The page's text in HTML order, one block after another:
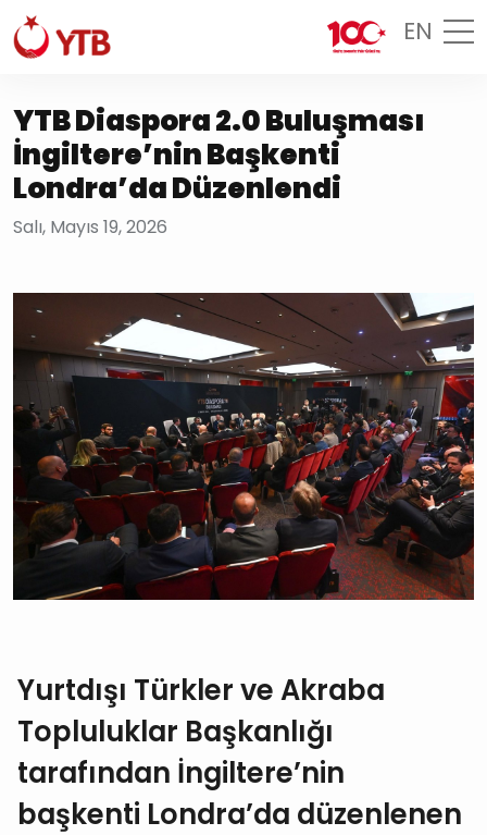
EN
YTB Diaspora 2.0 Buluşması
İngiltere’nin Başkenti
Londra’da Düzenlendi
Salı, Mayıs 19, 2026
Yurtdışı Türkler ve Akraba
Topluluklar Başkanlığı
tarafından İngiltere’nin
başkenti Londra’da düzenlenen